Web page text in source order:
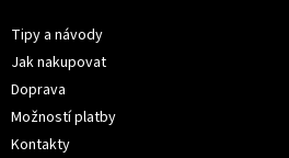
Tipy a návody
Jak nakupovat
Doprava
Možností platby
Kontakty